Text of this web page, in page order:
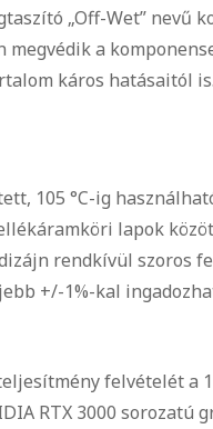
„Off-Wet” nevű
megvédik a
káros hatásaitól is.
105 °C-ig
lapok
rendkívül szoros
+/-1%-kal
felvételét a
RTX 3000 sorozatú